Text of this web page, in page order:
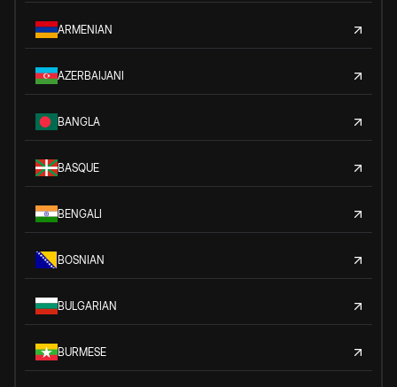
ARMENIAN
AZERBAIJANI
BANGLA
BASQUE
BENGALI
BOSNIAN
BULGARIAN
BURMESE